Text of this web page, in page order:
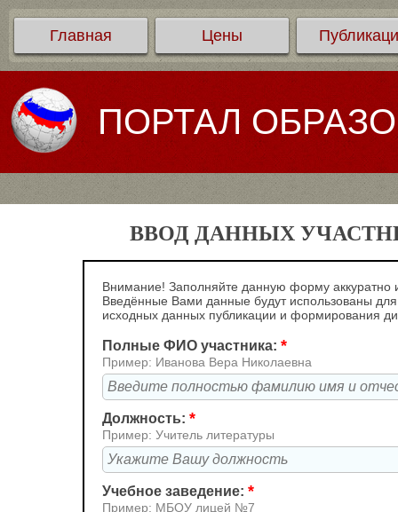
Главная Цены
ПОРТАЛ
ВВОД ДАННЫХ
Внимание! Заполняйте данную форму аккуратно
Введённые Вами данные будут использованы
исходных данных публикации и формирования
Полные ФИО участника: *
Пример: Иванова Вера Николаевна
Должность: *
Пример: Учитель литературы
Учебное заведение: *
Пример: МБОУ лицей №7